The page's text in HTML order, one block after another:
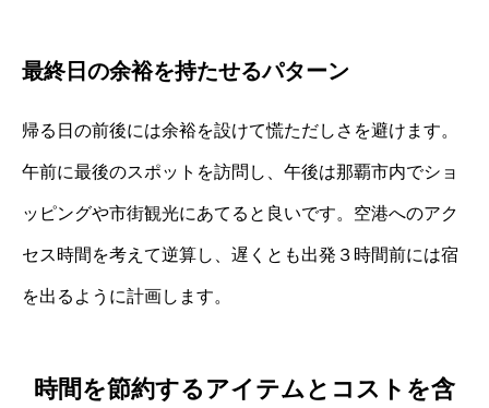
最終日の余裕を持たせるパターン
帰る日の前後には余裕を設けて慌ただしさを避けます。
午前に最後のスポットを訪問し、午後は那覇市内でショ
ッピングや市街観光にあてると良いです。空港へのアク
セス時間を考えて逆算し、遅くとも出発３時間前には宿
を出るように計画します。
時間を節約するアイテムとコストを含